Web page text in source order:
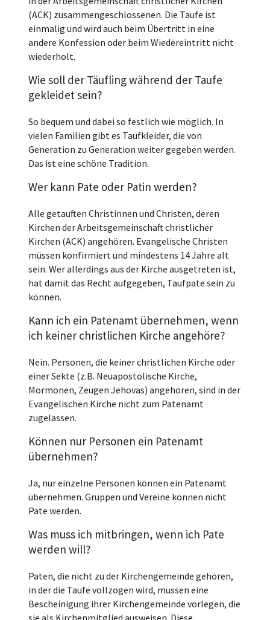
(ACK) zusammengeschlossenen. Die Taufe ist
einmalig und wird auch beim Übertritt in eine
andere Konfession oder beim Wiedereintritt nicht
wiederholt.
Wie soll der Täufling während der Taufe
gekleidet sein?
So bequem und dabei so festlich wie möglich. In
vielen Familien gibt es Taufkleider, die von
Generation zu Generation weiter gegeben werden.
Das ist eine schöne Tradition.
Wer kann Pate oder Patin werden?
Alle getauften Christinnen und Christen, deren
Kirchen der Arbeitsgemeinschaft christlicher
Kirchen (ACK) angehören. Evangelische Christen
müssen konfirmiert und mindestens 14 Jahre alt
sein. Wer allerdings aus der Kirche ausgetreten ist,
hat damit das Recht aufgegeben, Taufpate sein zu
können.
Kann ich ein Patenamt übernehmen, wenn
ich keiner christlichen Kirche angehöre?
Nein. Personen, die keiner christlichen Kirche oder
einer Sekte (z.B. Neuapostolische Kirche,
Mormonen, Zeugen Jehovas) angehören, sind in der
Evangelischen Kirche nicht zum Patenamt
zugelassen.
Können nur Personen ein Patenamt
übernehmen?
Ja, nur einzelne Personen können ein Patenamt
übernehmen. Gruppen und Vereine können nicht
Pate werden.
Was muss ich mitbringen, wenn ich Pate
werden will?
Paten, die nicht zu der Kirchengemeinde gehören,
in der die Taufe vollzogen wird, müssen eine
Bescheinigung ihrer Kirchengemeinde vorlegen, die
sie als Kirchenmitglied ausweisen. Diese